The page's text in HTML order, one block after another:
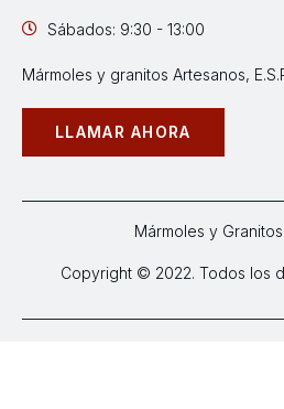
Sábados: 9:30 - 13:00
Mármoles y granitos Artesanos,
LLAMAR AHORA
Mármoles y
Copyright © 2022. Todos los